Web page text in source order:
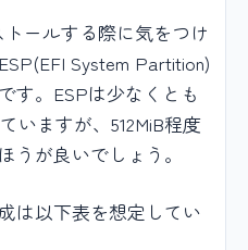
ールする際に気をつけ
System Partition)
す。ESPは少なくとも
いますが、512MiB程度
うが良いでしょう。
は以下表を想定してい